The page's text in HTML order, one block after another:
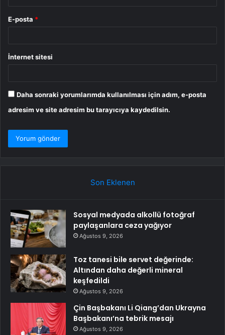
E-posta *
İnternet sitesi
Daha sonraki yorumlarımda kullanılması için adım, e-posta
adresim ve site adresim bu tarayıcıya kaydedilsin.
Son Eklenen
Sosyal medyada alkollü fotoğraf
paylaşanlara ceza yağıyor
Ağustos 9, 2026
Toz tanesi bile servet değerinde:
Altından daha değerli mineral
keşfedildi
Ağustos 9, 2026
Çin Başbakanı Li Qiang’dan Ukrayna
Başbakanı’na tebrik mesajı
Ağustos 9, 2026